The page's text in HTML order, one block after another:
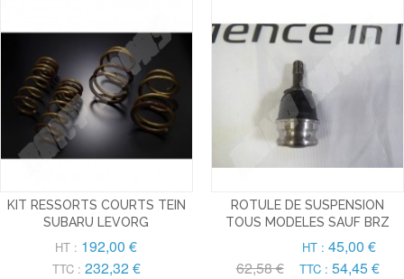
KIT RESSORTS COURTS TEIN
SUBARU LEVORG
HT : 192,00 €
TTC : 232,32 €
ROTULE DE SUSPENSION
TOUS MODELES SAUF BRZ
62,58 €
HT : 45,00 €
TTC : 54,45 €